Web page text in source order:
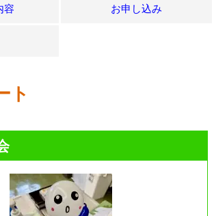
容 お申し込み
ト